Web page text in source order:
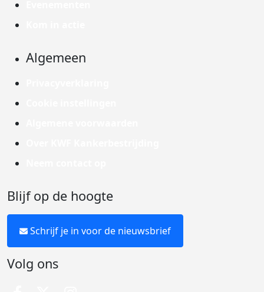
Algemeen
Blijf op de hoogte
Schrijf je in voor de nieuwsbrief
Volg ons